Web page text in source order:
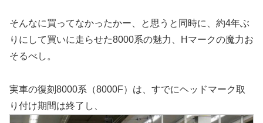
そんなに買ってなかったかー、と思うと同時に、約4年ぶ
りにして買いに走らせた8000系の魅力、Hマークの魔力お
そるべし。
実車の復刻8000系（8000F）は、すでにヘッドマーク取
り付け期間は終了し、